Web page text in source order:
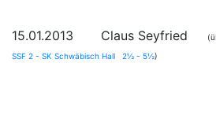
15.01.2013 Claus Seyfried
SSF 2 - SK Schwäbisch Hall 2½ - 5½)